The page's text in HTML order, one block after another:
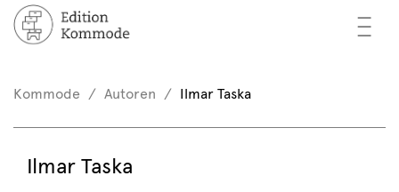
—
—
—
/ Registrieren
Kommode Autoren Ilmar Taska
Ilmar Taska